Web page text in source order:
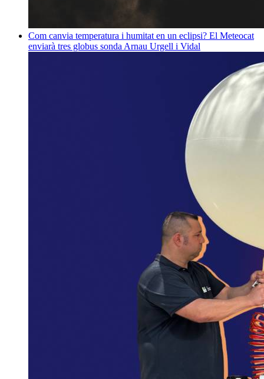
Com canvia temperatura i humitat en un eclipsi? El Meteocat
enviarà tres globus sonda Arnau Urgell i Vidal